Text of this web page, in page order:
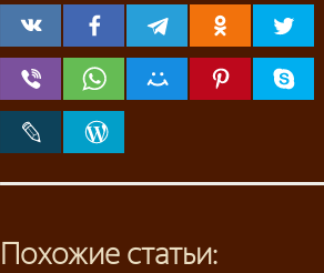
Похожие статьи: